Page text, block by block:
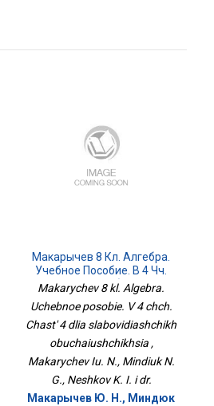
Макарычев 8 Кл. Алгебра.
Учебное Пособие. В 4 Чч.
Часть 4 Для Слабовидящих
Обучающихся
Makarychev 8 kl. Algebra.
Uchebnoe posobie. V 4 chch.
Chast' 4 dlia slabovidiashchikh
obuchaiushchikhsia ,
Makarychev Iu. N., Mindiuk N.
G., Neshkov K. I. i dr.
Макарычев Ю. Н., Миндюк